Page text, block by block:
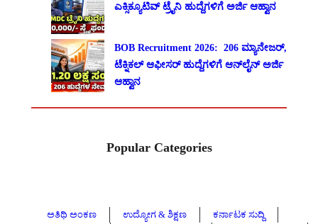
ಎಕ್ಸಿಕ್ಯೂಟಿವ್ ಟ್ರೈನಿ ಹುದ್ದೆಗಳಿಗೆ ಅರ್ಜಿ ಆಹ್ವಾನ
BOB Recruitment 2026: 206 ಮ್ಯಾನೇಜರ್,
ಟೆಕ್ನಿಕಲ್ ಆಫೀಸರ್ ಹುದ್ದೆಗಳಿಗೆ ಆನ್‌ಲೈನ್ ಅರ್ಜಿ
ಆಹ್ವಾನ
Popular Categories
ಅತಿಥಿ ಅಂಕಣ ಉದ್ಯೋಗ & ಶಿಕ್ಷಣ
ಕರ್ನಾಟಕ ಸುದ್ದಿ